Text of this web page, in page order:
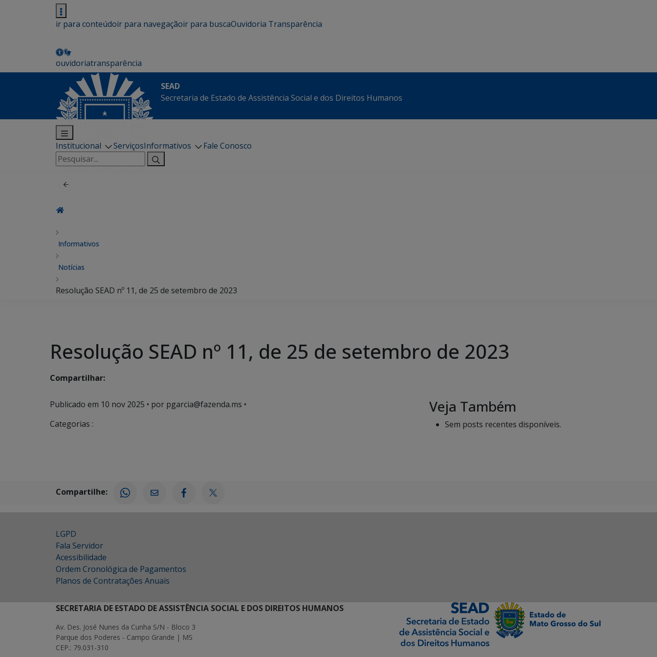
ir para conteúdoir para navegaçãoir para buscaOuvidoria Transparência
ouvidoriatransparência
SEAD
Secretaria de Estado de Assistência Social e dos Direitos Humanos
Institucional ServiçosInformativos
Fale Conosco
Pesquisar
por:
Informativos
Notícias
Resolução SEAD nº 11, de 25 de setembro de 2023
Resolução SEAD nº 11, de 25 de setembro de 2023
Compartilhar:
Publicado em 10 nov 2025 • por pgarcia@fazenda.ms •
Categorias :
Veja Também
Sem posts recentes disponíveis.
Compartilhe:
LGPD
Fala Servidor
Acessibilidade
Ordem Cronológica de Pagamentos
Planos de Contratações Anuais
SECRETARIA DE ESTADO DE ASSISTÊNCIA SOCIAL E DOS DIREITOS HUMANOS
Av. Des. José Nunes da Cunha S/N - Bloco 3
Parque dos Poderes - Campo Grande | MS
CEP.: 79.031-310